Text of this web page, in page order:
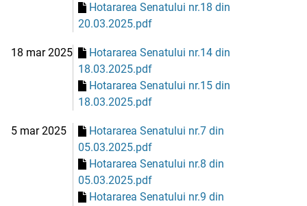
Hotararea Senatului nr.18 din
20.03.2025.pdf
18 mar 2025
Hotararea Senatului nr.14 din
18.03.2025.pdf
Hotararea Senatului nr.15 din
18.03.2025.pdf
5 mar 2025
Hotararea Senatului nr.7 din
05.03.2025.pdf
Hotararea Senatului nr.8 din
05.03.2025.pdf
Hotararea Senatului nr.9 din